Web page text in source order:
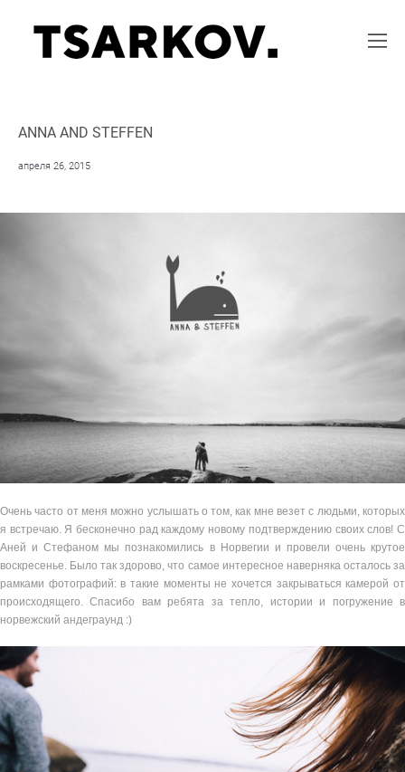
ANNA AND STEFFEN
апреля 26, 2015
Очень часто от меня можно услышать о том, как мне везет с людьми, которых
я встречаю. Я бесконечно рад каждому новому подтверждению своих слов! С
Аней и Стефаном мы познакомились в Норвегии и провели очень крутое
воскресенье. Было так здорово, что самое интересное наверняка осталось за
рамками фотографий: в такие моменты не хочется закрываться камерой от
происходящего. Спасибо вам ребята за тепло, истории и погружение в
норвежский андеграунд :)